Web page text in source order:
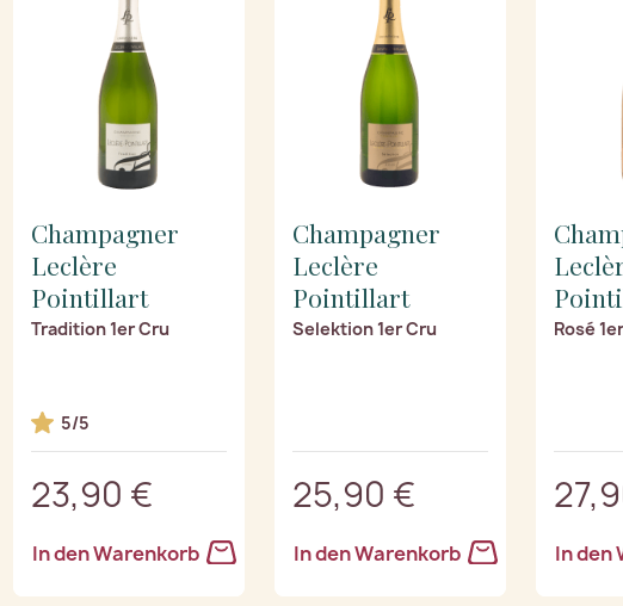
Champagner
Leclère
Pointillart
Tradition 1er Cru
5/5
23,90 €
In den Warenkorb
Champagner
Leclère
Pointillart
Selektion 1er Cru
25,90 €
In den Warenkorb
Rosé
In den